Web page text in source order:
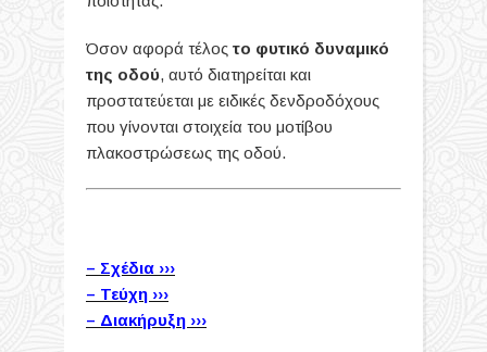
Όσον αφορά τέλος το φυτικό δυναμικό
της οδού, αυτό διατηρείται και
προστατεύεται με ειδικές δενδροδόχους
που γίνονται στοιχεία του μοτίβου
πλακοστρώσεως της οδού.
– Σχέδια ›››
– Τεύχη ›››
– Διακήρυξη ›››